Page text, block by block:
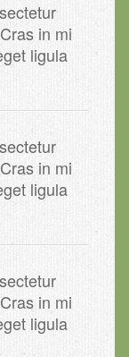
in mi
ligula
in mi
ligula
in mi
ligula